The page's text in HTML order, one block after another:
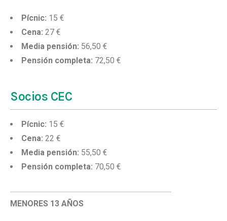
Pícnic: 15 €
Cena: 27 €
Media pensión: 56,50 €
Pensión completa: 72,50 €
Socios CEC
Pícnic: 15 €
Cena: 22 €
Media pensión: 55,50 €
Pensión completa: 70,50 €
MENORES 13 AÑOS